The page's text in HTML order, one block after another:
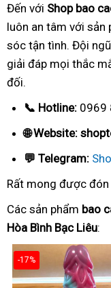
Đến với Shop bao
luôn an tâm với sản
sóc tận tình. Đội
giải đáp mọi thắc
đối.
📞 Hotline: 0969
🌐 Website:
💬 Telegram:
Rất mong được đón
Các sản phẩm bao
Hòa Bình Bạc Liêu:
-17%